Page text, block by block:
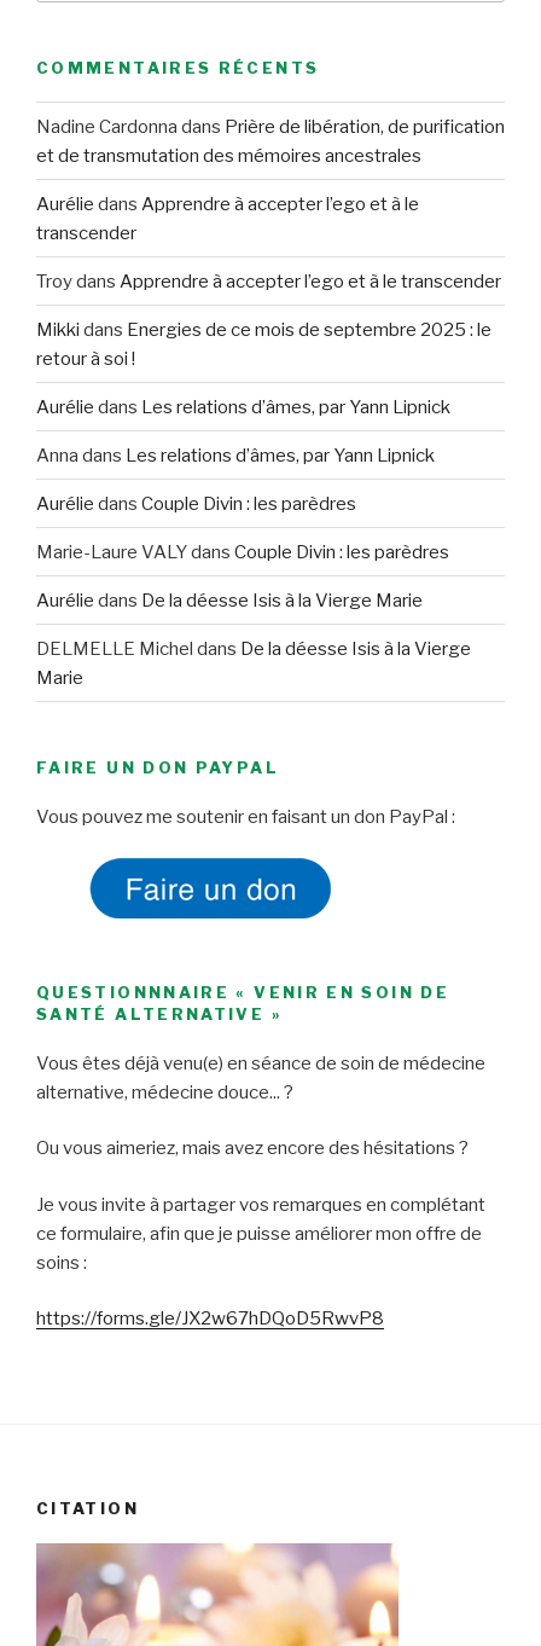
COMMENTAIRES RÉCENTS
Nadine Cardonna dans Prière de libération, de purification
et de transmutation des mémoires ancestrales
Aurélie dans Apprendre à accepter l’ego et à le
transcender
Troydans Apprendre à accepter l’ego et à le transcender
Mikki dans Energies de ce mois de septembre 2025 : le
retour à soi !
Aurélie dans Les relations d’âmes, par Yann Lipnick
Anna dans Les relations d’âmes, par Yann Lipnick
Aurélie dans Couple Divin : les parèdres
Marie-Laure VALYdans Couple Divin : les parèdres
Aurélie dans De la déesse Isis à la Vierge Marie
DELMELLE Michel dans De la déesse Isis à la Vierge
Marie
FAIRE UN DON PAYPAL
Vous pouvez me soutenir en faisant un don PayPal :
QUESTIONNNAIRE « VENIR EN SOIN DE
SANTÉ ALTERNATIVE »
Vous êtes déjà venu(e) en séance de soin de médecine
alternative, médecine douce... ?
Ou vous aimeriez, mais avez encore des hésitations ?
Je vous invite à partager vos remarques en complétant
ce formulaire, afin que je puisse améliorer mon offre de
soins :
https://forms.gle/JX2w67hDQoD5RwvP8
CITATION